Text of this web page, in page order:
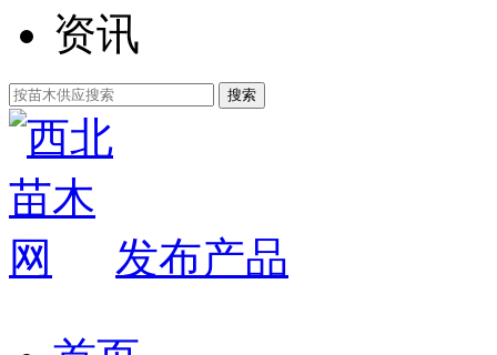
资讯
发布产品